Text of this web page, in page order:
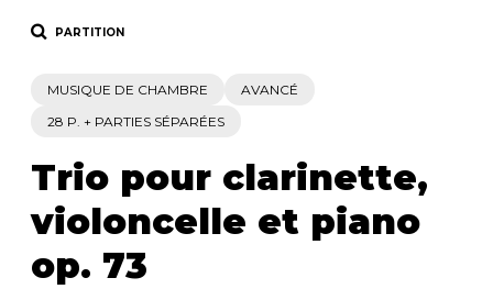
PARTITION
MUSIQUE DE CHAMBRE
AVANCÉ
28 P. + PARTIES SÉPARÉES
Trio pour clarinette,
violoncelle et piano
op. 73